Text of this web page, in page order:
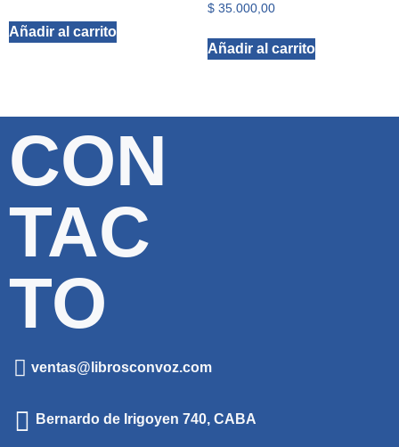
Añadir al carrito
$35.000,00
Añadir al carrito
CON
TAC
TO
ventas@librosconvoz.com
Bernardo de Irigoyen 740, CABA